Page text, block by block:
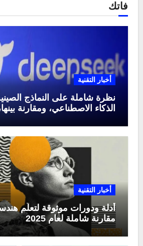
فاتك
أخبار التقنية
نظرة شاملة على النماذج
الذكاء الاصطناعي، ومقارنة
أخبار التقنية
أدلة ودورات موثوقة لتعلّم
مقارنة شاملة لعام 2025